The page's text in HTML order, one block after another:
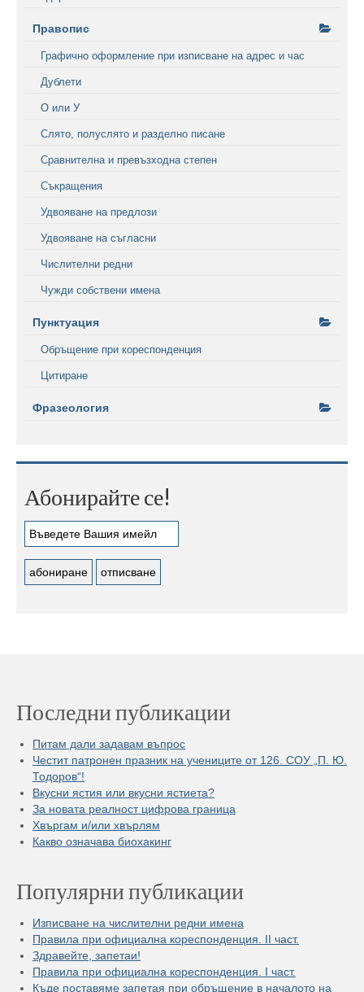
Правопис
Графично оформление при изписване на адрес и час
Дублети
О или У
Слято, полуслято и разделно писане
Сравнителна и превъзходна степен
Съкращения
Удвояване на предлози
Удвояване на съгласни
Числителни редни
Чужди собствени имена
Пунктуация
Обръщение при кореспонденция
Цитиране
Фразеология
Абонирайте се!
Последни публикации
Питам дали задавам въпрос
Честит патронен празник на учениците от 126. СОУ „П. Ю.
Тодоров“!
Вкусни ястия или вкусни ястиета?
За новата реалност цифрова граница
Хвъргам и/или хвърлям
Какво означава биохакинг
Популярни публикации
Изписване на числителни редни имена
Правила при официална кореспонденция. II част.
Здравейте, запетаи!
Правила при официална кореспонденция. I част.
Къде поставяме запетая при обръщение в началото на